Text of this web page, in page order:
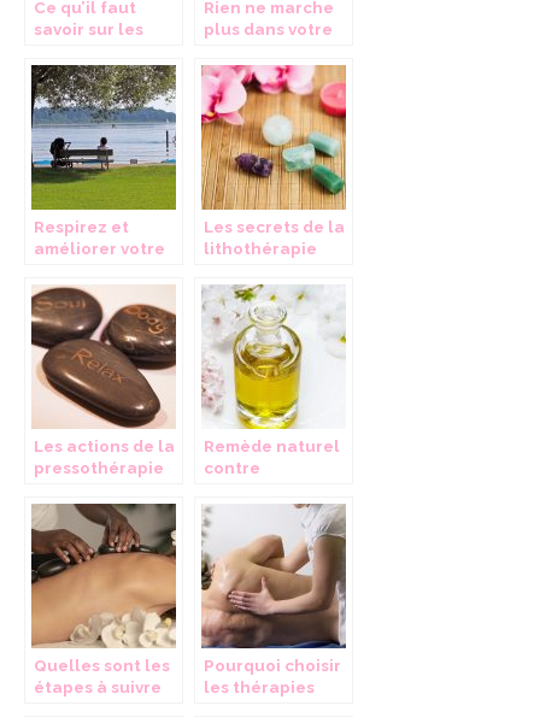
Ce qu’il faut
savoir sur les
gouttes
Rien ne marche
plus dans votre
en au psy!
Respirez et
améliorer votre
cardiaque
Les secrets de la
lithothérapie
Les actions de la
pressothérapie
Remède naturel
contre
Quelles sont les
étapes à suivre
Pourquoi choisir
les thérapies